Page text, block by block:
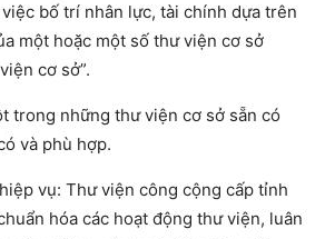
bố trí nhân lực, tài chính dựa trên
một hoặc một số thư viện cơ sở
cơ sở”.
trong những thư viện cơ sở sẵn có
và phù hợp.
vụ: Thư viện công cộng cấp tỉnh
hóa các hoạt động thư viện, luân